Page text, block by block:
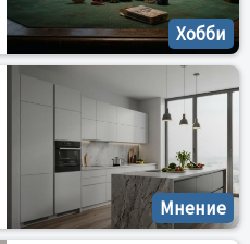
Хобби
Мнение